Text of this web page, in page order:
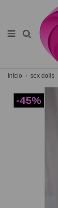
Inicio sex dolls
-45%